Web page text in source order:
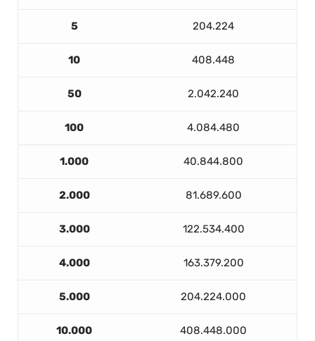
5 204.224
10 408.448
50 2.042.240
100 4.084.480
1.000 40.844.800
2.000 81.689.600
3.000 122.534.400
4.000 163.379.200
5.000 204.224.000
10.000 408.448.000